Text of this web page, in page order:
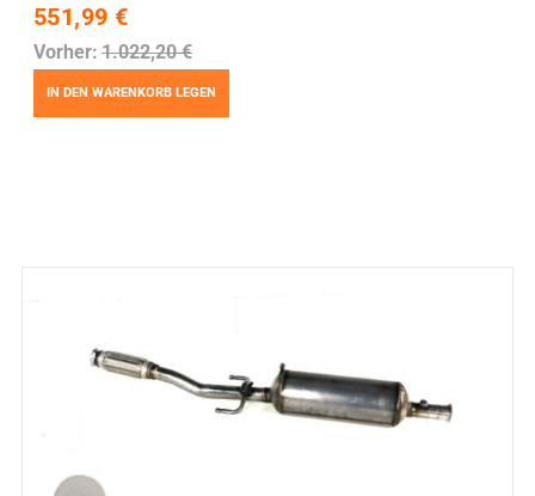
551,99 €
Vorher: 1.022,20 €
IN DEN WARENKORB LEGEN